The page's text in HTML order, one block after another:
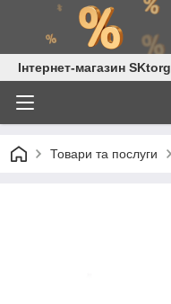
Інтернет-магазин SKtorg
Товари та послуги